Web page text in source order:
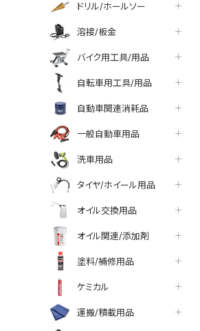
ドリル/ホールソー
溶接/板金
バイク用工具/用品
自転車用工具/用品
自動車関連消耗品
一般自動車用品
洗車用品
タイヤ/ホイール用品
オイル交換用品
オイル関連/添加剤
塗料/補修用品
ケミカル
運搬/積載用品